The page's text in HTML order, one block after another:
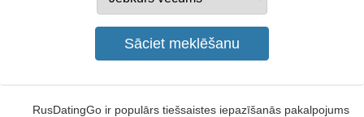
RusDatingGo ir populārs tiešsaistes iepazīšanās pakalpojums